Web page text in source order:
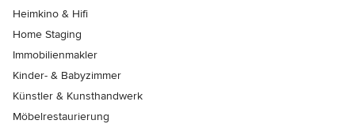
Heimkino & Hifi
Home Staging
Immobilienmakler
Kinder- & Babyzimmer
Künstler & Kunsthandwerk
Möbelrestaurierung